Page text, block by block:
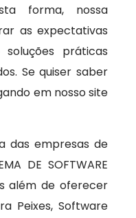
forma, nossa
as expectativas
práticas
Se quiser saber
em nosso site
das empresas de
DE SOFTWARE
além de oferecer
Peixes, Software